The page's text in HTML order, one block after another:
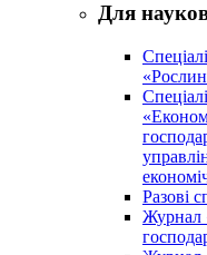
Для
Разові
Журнал